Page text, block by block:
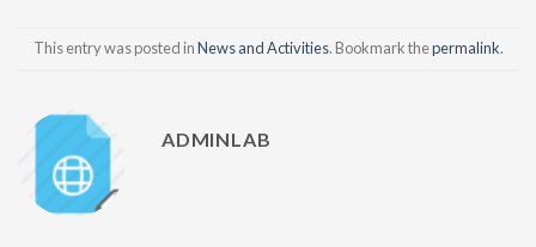
This entry was posted inNews and Activities. Bookmark thepermalink.
ADMINLAB